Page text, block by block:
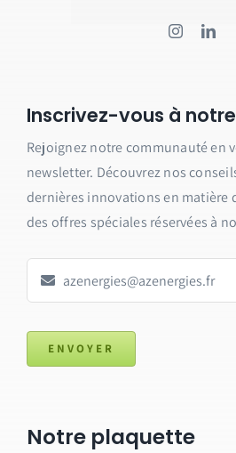
Inscrivez-vous à
Rejoignez notre communauté en
newsletter. Découvrez nos
dernières innovations en matière
des offres spéciales réservées à
ENVOYER
Notre plaquette